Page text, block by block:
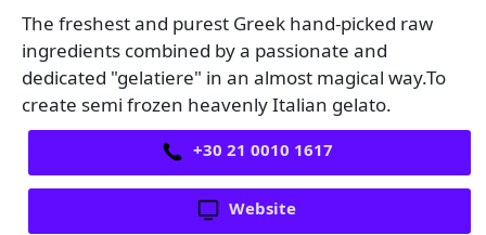
The freshest and purest Greek hand-picked raw
ingredients combined by a passionate and
dedicated "gelatiere" in an almost magical way.To
create semi frozen heavenly Italian gelato.
+30 21 0010 1617
Website